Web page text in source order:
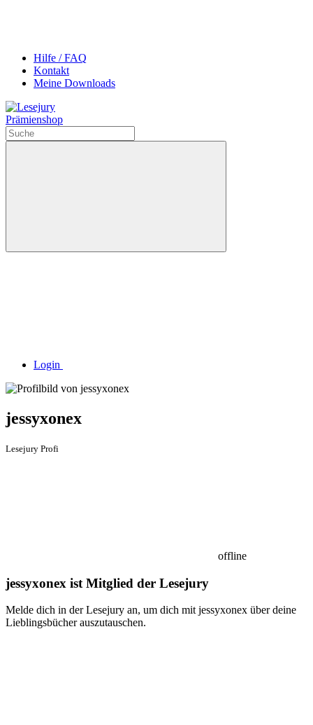
Hilfe / FAQ
Kontakt
Meine Downloads
Prämienshop
Login
jessyxonex
Lesejury Profi
offline
jessyxonex ist Mitglied der Lesejury
Melde dich in der Lesejury an, um dich mit jessyxonex über deine
Lieblingsbücher auszutauschen.